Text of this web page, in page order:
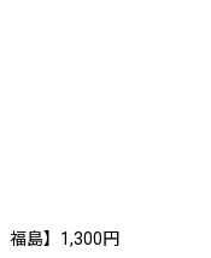
福島】1,300円